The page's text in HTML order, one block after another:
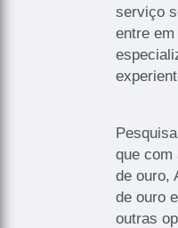
serviço
entre
que com
de ouro,
de ouro
outras